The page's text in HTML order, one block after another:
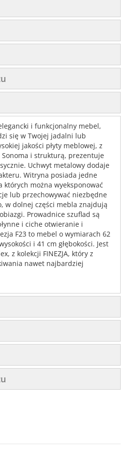
i funkcjonalny mebel,
się w Twojej jadalni lub
jakości płyty meblowej, z
i strukturą, prezentuje
Uchwyt metalowy dodaje
Witryna posiada jedne
których można wyeksponować
lub przechowywać niezbędne
w dolnej części mebla znajdują
Prowadnice szuflad są
i ciche otwieranie i
F23 to mebel o wymiarach 62
i 41 cm głębokości. Jest
z kolekcji FINEZJA, który z
nawet najbardziej